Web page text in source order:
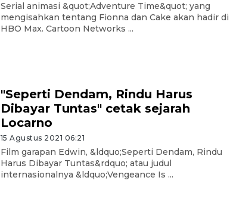
Serial animasi &quot;Adventure Time&quot; yang
mengisahkan tentang Fionna dan Cake akan hadir di
HBO Max. Cartoon Networks ...
"Seperti Dendam, Rindu Harus
Dibayar Tuntas" cetak sejarah
Locarno
15 Agustus 2021 06:21
Film garapan Edwin, &ldquo;Seperti Dendam, Rindu
Harus Dibayar Tuntas&rdquo; atau judul
internasionalnya &ldquo;Vengeance Is ...